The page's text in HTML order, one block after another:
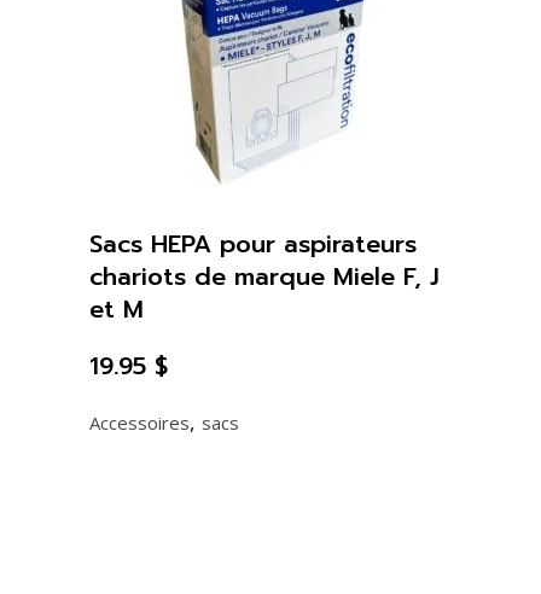
Accessoires, sacs
Sacs HEPA pour aspirateurs
chariots de marque Miele F, J
et M
19.95 $